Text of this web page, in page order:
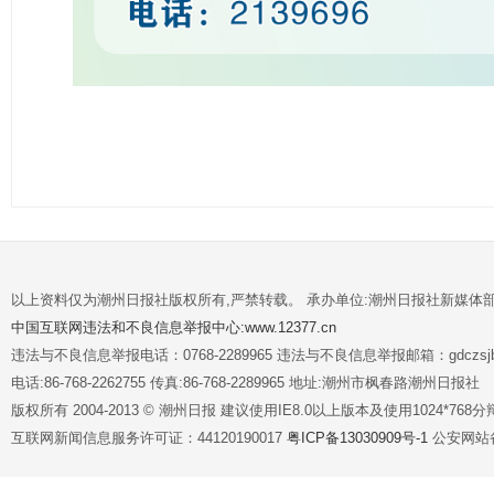
以上资料仅为潮州日报社版权所有,严禁转载。 承办单位:潮州日报社新媒体
中国互联网违法和不良信息举报中心:www.12377.cn
违法与不良信息举报电话：0768-2289965 违法与不良信息举报邮箱：
电话:86-768-2262755 传真:86-768-2289965 地址:潮州市枫春路潮州日报社
版权所有 2004-2013 © 潮州日报 建议使用IE8.0以上版本及使用1024*768分
互联网新闻信息服务许可证：44120190017 粤ICP备13030909号-1 公安网站